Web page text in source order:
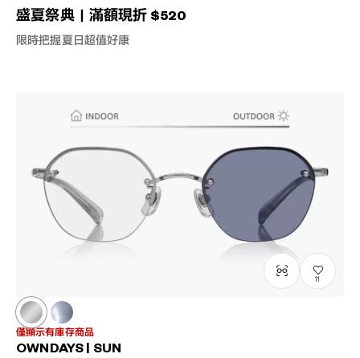
盛夏祭典｜滿額現折 $520
限時把握夏日超值好康
11
僅顯示有庫存商品
OWNDAYS | SUN